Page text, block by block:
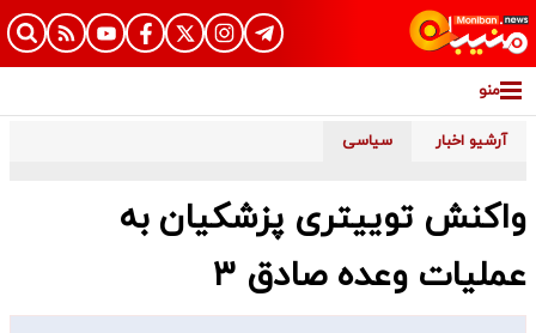
منو
آرشیو اخبار سیاسی
واکنش توییتری پزشکیان به
عملیات وعده صادق ۳